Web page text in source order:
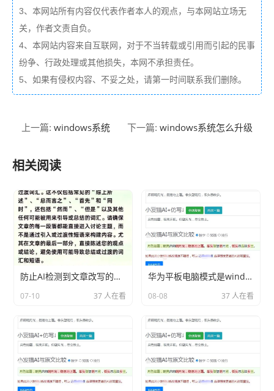
3、本网站所有内容仅代表作者本人的观点，与本网站立场无
关，作者文责自负。
4、本网站内容来自互联网，对于不当转载或引用而引起的民事
纷争、行政处理或其他损失，本网不承担责任。
5、如果有侵权内容、不妥之处，请第一时间联系我们删除。
上一篇: windows系统 下一篇: windows系统怎么升级
相关阅读
防止AI检测到文章改写的技巧
07-10 37 人在看
华为平板电脑模式是windows系统吗分享相关内容2026
08-08 37 人在看